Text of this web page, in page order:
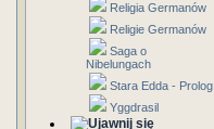
Religia Germanów
Religie Germanów
Saga o
Nibelungach
Stara Edda - Prolog
Yggdrasil